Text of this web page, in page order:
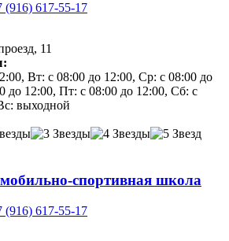
(916) 617-55-17
11
Вт: с 08:00 до 12:00, Ср: с 08:00 до
до 12:00, Пт: с 08:00 до 12:00, Сб: с
выходной
спортивная школа
(916) 617-55-17